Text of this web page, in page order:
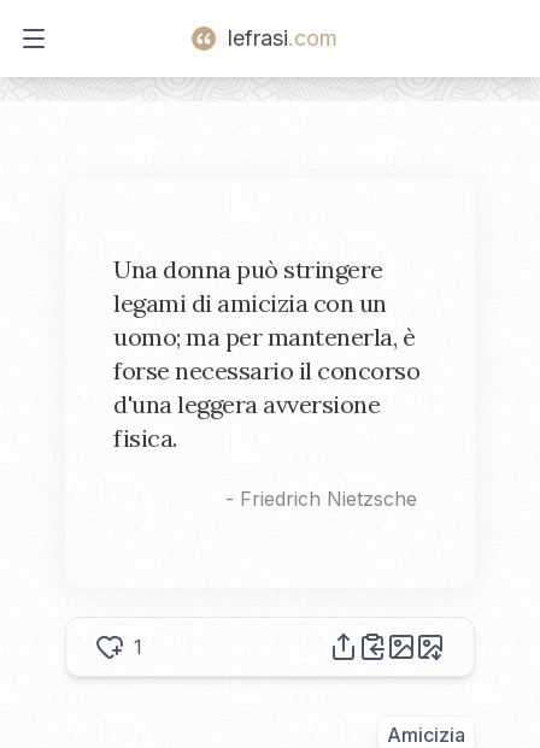
Open main menu
lefrasi.com
Una donna può stringere
legami di amicizia con un
uomo; ma per mantenerla, è
forse necessario il concorso
d'una leggera avversione
fisica.
- Friedrich Nietzsche
1
Amicizia